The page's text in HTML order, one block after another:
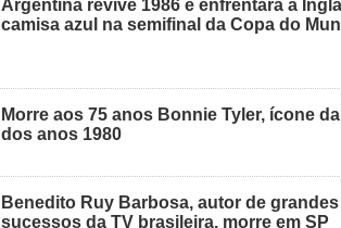
Argentina revive 1986 e enfrentará a
camisa azul na semifinal da Copa do
Morre aos 75 anos Bonnie Tyler, ícone
dos anos 1980
Benedito Ruy Barbosa, autor de grandes
sucessos da TV brasileira, morre em SP